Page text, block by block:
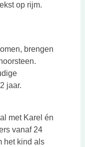
op rijm.
brengen
jaar.
met Karel én
vanaf 24
het kind als